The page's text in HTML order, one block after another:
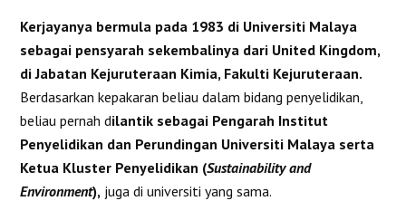
Kerjayanya bermula pada 1983 di Universiti Malaya
sebagai pensyarah sekembalinya dari United Kingdom,
di Jabatan Kejuruteraan Kimia, Fakulti Kejuruteraan.
Berdasarkan kepakaran beliau dalam bidang penyelidikan,
beliau pernah dilantik sebagai Pengarah Institut
Penyelidikan dan Perundingan Universiti Malaya serta
Ketua Kluster Penyelidikan (Sustainability and
Environment), juga di universiti yang sama.